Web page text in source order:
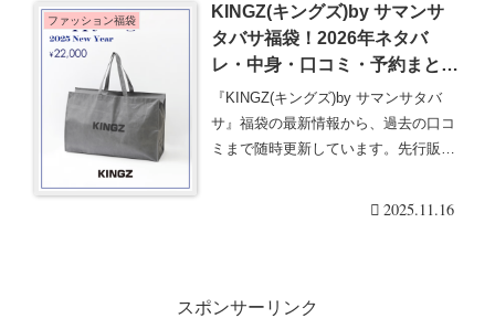
ファッション福袋
KINGZ(キングズ)by サマンサ
タバサ福袋！2026年ネタバ
レ・中身・口コミ・予約まと
め！バッグ・財布・小物もハッ
ピーバッグに！
『KINGZ(キングズ)by サマンサタバ
サ』福袋の最新情報から、過去の口コ
ミまで随時更新しています。先行販
2025.11.16
スポンサーリンク